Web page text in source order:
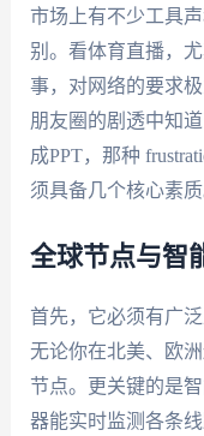
市场上有不少工具
别。看体育直播，
事，对网络的要求
朋友圈的剧透中知
成PPT，那种
须具备几个核心素质
全球节点与智
首先，它必须有广
无论你在北美、欧
节点。更关键的是
器能实时监测各条